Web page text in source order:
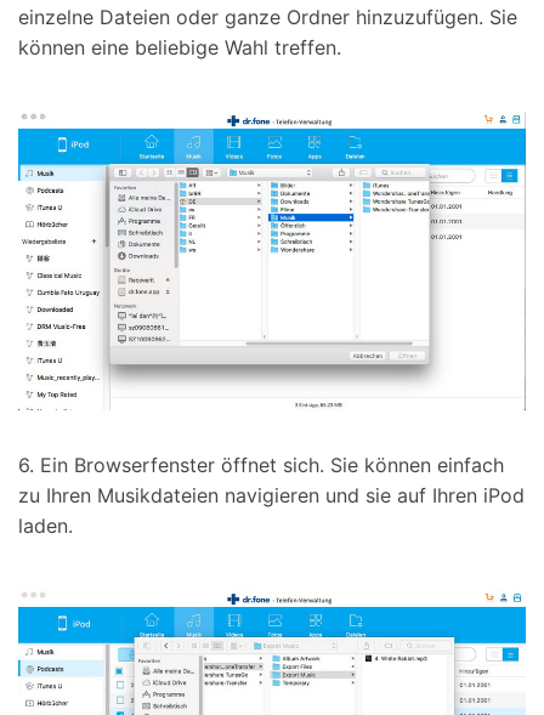
einzelne Dateien oder ganze Ordner hinzuzufügen. Sie
können eine beliebige Wahl treffen.
6. Ein Browserfenster öffnet sich. Sie können einfach
zu Ihren Musikdateien navigieren und sie auf Ihren iPod
laden.